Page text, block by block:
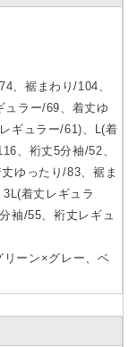
、裾まわり/104、
ュラー/69、着丈ゆ
ギュラー/61)、L(着
、裄丈5分袖/52、
ゆったり/83、裾ま
着丈レギュラ
袖/55、裄丈レギュ
ーン×グレー、ベ